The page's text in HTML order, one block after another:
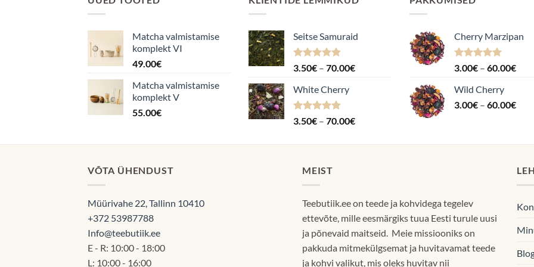
Matcha valmistamise
komplekt VI
49.00€
Matcha valmistamise
komplekt V
55.00€
Seitse Samuraid
Hinnanguga
3.50€ – 70.00€Hinnavahemik:
White Cherry
Hinnanguga
3.50€ – 70.00€Hinnavahemik:
kuni
Cherry Marzipan
Hinnanguga
3.00€ – 60.00€
Wild Cherry
3.00€ – 60.00€
VÕTA ÜHENDUST
Müürivahe 22, Tallinn 10410
+372 53987788
Info@teebutiik.ee
E - R: 10:00 - 18:00
L: 10:00 - 16:00
MEIST
Teebutiik.ee on teede ja kohvidega tegelev
ettevõte, mille eesmärgiks tuua Eesti turule uusi
ja põnevaid maitseid. Meie missiooniks on
pakkuda mitmekülgsemat ja huvitavamat teede
ja kohvi valikut, mis oleks huvitav nii